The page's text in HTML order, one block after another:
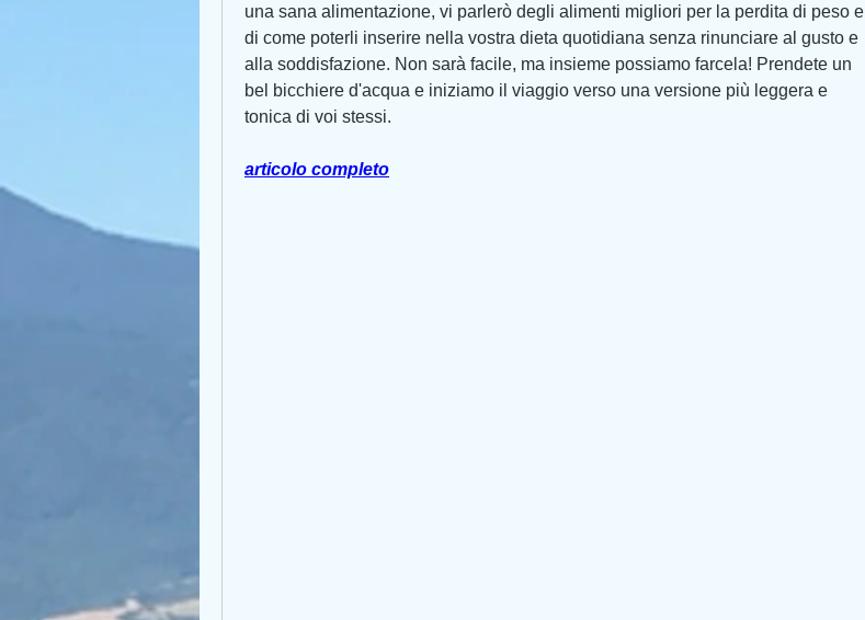
una sana alimentazione, vi parlerò degli alimenti migliori per la perdita di peso e
di come poterli inserire nella vostra dieta quotidiana senza rinunciare al gusto e
alla soddisfazione. Non sarà facile, ma insieme possiamo farcela! Prendete un
bel bicchiere d'acqua e iniziamo il viaggio verso una versione più leggera e
tonica di voi stessi.
articolo completo